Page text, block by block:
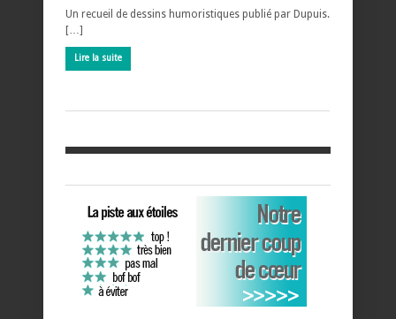
Un recueil de dessins humoristiques publié par Dupuis.
[…]
Lire la suite